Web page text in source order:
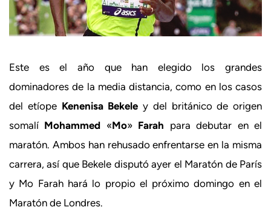
Este es el año que han elegido los grandes
dominadores de la media distancia, como en los casos
del etíope Kenenisa Bekele y del británico de origen
somalí Mohammed «Mo» Farah para debutar en el
maratón. Ambos han rehusado enfrentarse en la misma
carrera, así que Bekele disputó ayer el Maratón de París
y Mo Farah hará lo propio el próximo domingo en el
Maratón de Londres.